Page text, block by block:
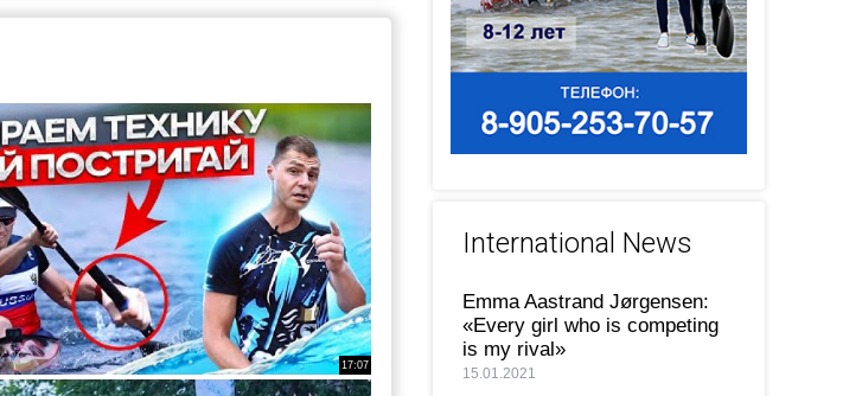
17:07
International News
Emma Aastrand Jørgensen:
«Every girl who is competing
is my rival»
15.01.2021